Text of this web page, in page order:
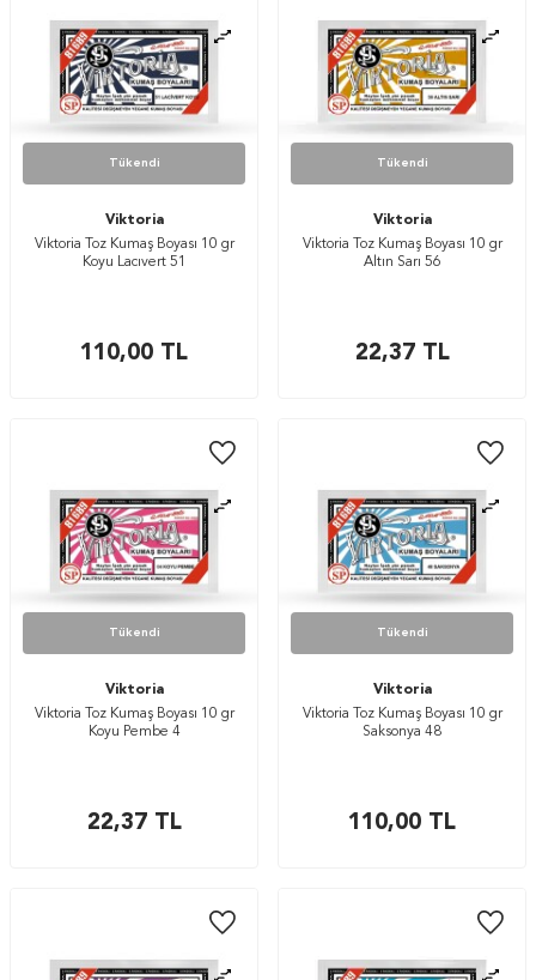
Tükendi
Viktoria
Viktoria Toz Kumaş Boyası 10 gr
Koyu Lacıvert 51
110,00 TL
Tükendi
Viktoria
Viktoria Toz Kumaş Boyası 10 gr
Altın Sarı 56
22,37TL
Tükendi
Viktoria
Viktoria Toz Kumaş Boyası 10 gr
Koyu Pembe 4
22,37TL
Tükendi
Viktoria
Viktoria Toz Kumaş Boyası 10 gr
Saksonya 48
110,00 TL